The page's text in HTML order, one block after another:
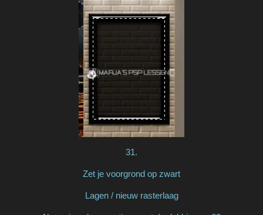
31.
Zet je voorgrond op zwart
Lagen / nieuw rasterlaag